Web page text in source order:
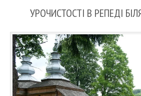
УРОЧИСТОСТІ В РЕПЕДІ